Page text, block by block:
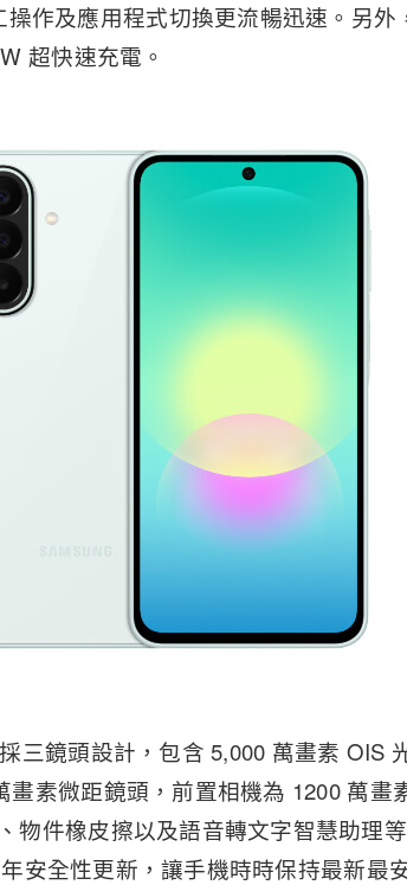
作及應用程式切換更流暢迅速。另外
超快速充電。
三鏡頭設計，包含 5,000 萬畫素 OIS
畫素微距鏡頭，前置相機為 1200 萬畫
物件橡皮擦以及語音轉文字智慧助理
安全性更新，讓手機時時保持最新最